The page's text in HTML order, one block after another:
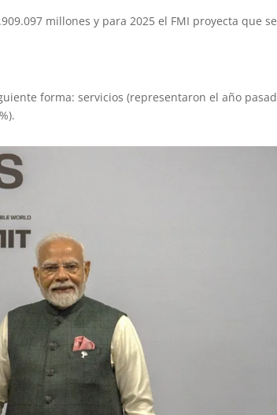
millones y para 2025 el FMI proyecta que
forma: servicios (representaron el año